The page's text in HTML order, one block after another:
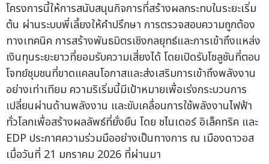
โครงการนี้ให้การสนับสนุนกิจการที่สร้างผลกระทบในระยะเริ่ม
ต้น ผ่านระบบพี่เลี้ยงให้คำปรึกษา การตรวจสอบความถูกต้อง
ทางเทคนิค การสร้างพันธมิตรเชิงกลยุทธ์และการเข้าถึงแหล่ง
เงินทุนระยะยาวที่ยอมรับความเสี่ยงได้ โดยเปิดรับโซลูชันที่ตอบ
โจทย์ชุมชนที่ขาดแคลนโอกาสและส่งเสริมการเข้าถึงพลังงาน
อย่างเท่าเทียม ความริเริ่มนี้มีเป้าหมายเพื่อเร่งกระบวนการ
เปลี่ยนผ่านด้านพลังงาน และขับเคลื่อนการใช้พลังงานไฟฟ้า
ทั่วโลกเพื่อสร้างผลลัพธ์ที่ยั่งยืน โดย ชไนเดอร์ อิเล็คทริค และ
EDP ประกาศความร่วมมืออย่างเป็นทางการ ณ เมืองดาวอส
เมื่อวันที่ 21 มกราคม 2026 ที่ผ่านมา